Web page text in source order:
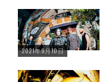
Warning : Undefined variable $post_id in
/home/storywriter/storywriter.tokyo/public_html/wp-content/themes/StoryWriter/single.phpon line242
2021年9月10日
Warning : Undefined variable $post_id in
/home/storywriter/storywriter.tokyo/public_html/wp-content/themes/StoryWriter/single.phpon line242